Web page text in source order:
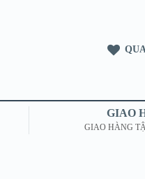
GIAO
GIAO HÀNG